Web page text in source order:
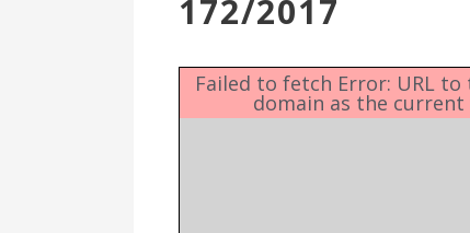
Επιτροπή
Ενότητες
172/2017
Failed to fetch Error: URL
domain as the current